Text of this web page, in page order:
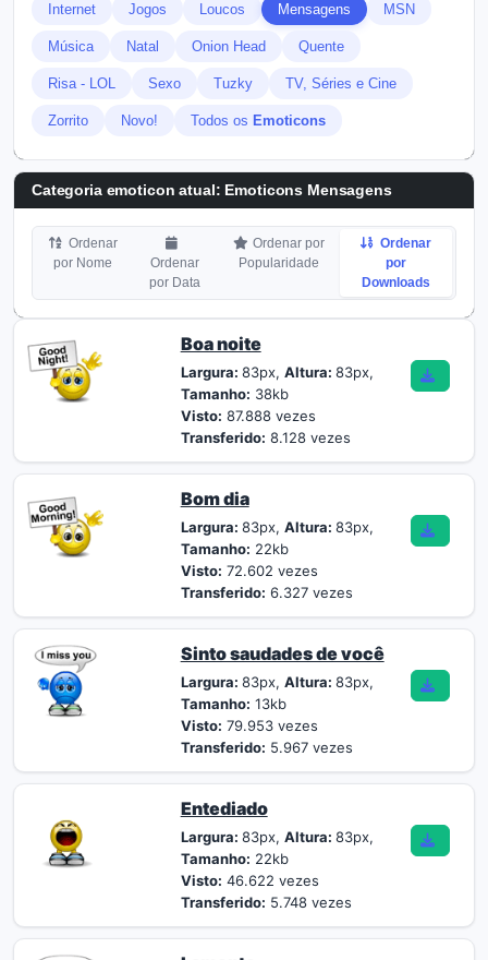
Internet Jogos Loucos Mensagens MSN
Música Natal Onion Head Quente
Risa - LOL Sexo Tuzky TV, Séries e Cine
Zorrito Novo! Todos os Emoticons
Categoria emoticon atual: Emoticons Mensagens
Ordenar
por Nome
Ordenar
por Data
Ordenar por
Popularidade
Ordenar
por
Downloads
Boa noite
Largura: 83px, Altura: 83px,
Tamanho: 38kb
Visto: 87.888 vezes
Transferido: 8.128 vezes
Bom dia
Largura: 83px, Altura: 83px,
Tamanho: 22kb
Visto: 72.602 vezes
Transferido: 6.327 vezes
Sinto saudades de você
Largura: 83px, Altura: 83px,
Tamanho: 13kb
Visto: 79.953 vezes
Transferido: 5.967 vezes
Entediado
Largura: 83px, Altura: 83px,
Tamanho: 22kb
Visto: 46.622 vezes
Transferido: 5.748 vezes